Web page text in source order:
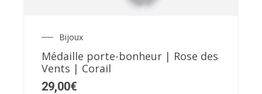
Bijoux
Médaille porte-bonheur | Rose des
Vents | Corail
29,00€